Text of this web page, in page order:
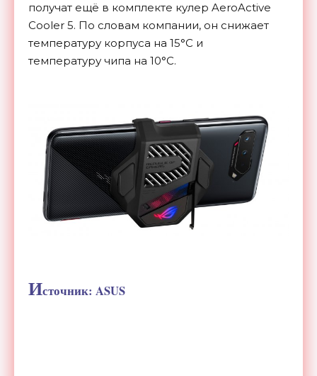
получат ещё в комплекте кулер AeroActive
Cooler 5. По словам компании, он снижает
температуру корпуса на 15°C и
температуру чипа на 10°C.
Источник: ASUS